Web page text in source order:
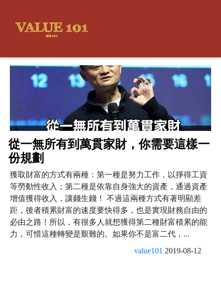
從一無所有到萬貫家財，你需要這樣一
份規劃
獲取財富的方式有兩種：第一種是努力工作，以掙得工資
等勞動性收入；第二種是依靠自身強大的資產，通過資產
增值獲得收入，讓錢生錢！ 不過這兩種方式有著明顯差
距，後者積累財富的速度要快得多，也是實現財務自由的
必由之路！所以，有很多人就想獲得第二種財富積累的能
力，可惜這種轉變是艱難的。如果你不是富二代，...
value101 2019-08-12